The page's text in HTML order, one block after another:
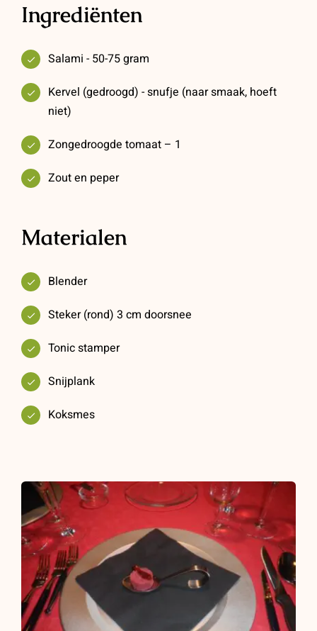
Ingrediënten
Salami - 50-75 gram
Kervel (gedroogd) - snufje (naar smaak, hoeft
niet)
Zongedroogde tomaat – 1
Zout en peper
Materialen
Blender
Steker (rond) 3 cm doorsnee
Tonic stamper
Snijplank
Koksmes